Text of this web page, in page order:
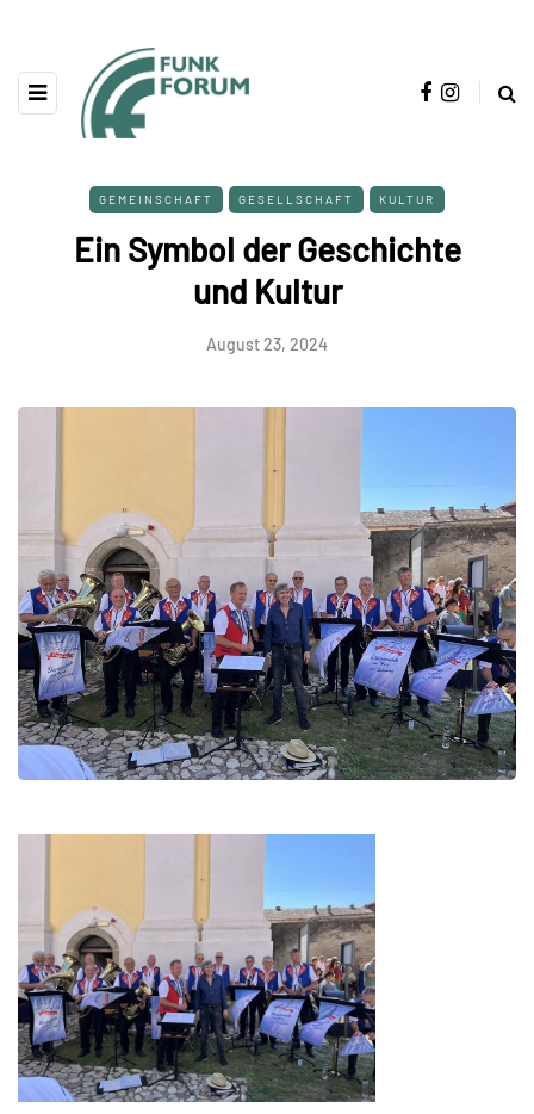
GEMEINSCHAFT GESELLSCHAFT KULTUR
Ein Symbol der Geschichte
und Kultur
August 23, 2024